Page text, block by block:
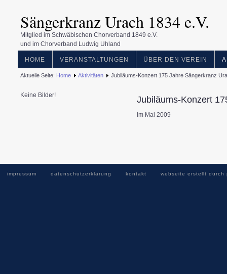
Sängerkranz Urach 1834 e.V.
Mitglied im Schwäbischen Chorverband 1849 e.V.
und im Chorverband Ludwig Uhland
HOME VERANSTALTUNGEN ÜBER DEN VEREIN
Aktuelle Seite: Home Aktivitäten Jubiläums-Konzert 175 Jahre Sängerkranz
Keine Bilder! Jubiläums-Konzert
im Mai 2009
impressum datenschutzerklärung kontakt webseite erstellt durch